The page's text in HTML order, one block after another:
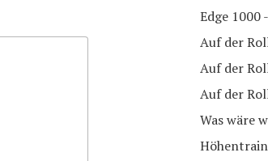
Edge 1000
Auf der
Auf der
Auf der
Was wäre